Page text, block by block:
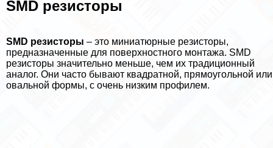
SMD резисторы
SMD резисторы – это миниатюрные резисторы,
предназначенные для поверхностного монтажа. SMD
резисторы значительно меньше, чем их традиционный
аналог. Они часто бывают квадратной, прямоугольной или
овальной формы, с очень низким профилем.